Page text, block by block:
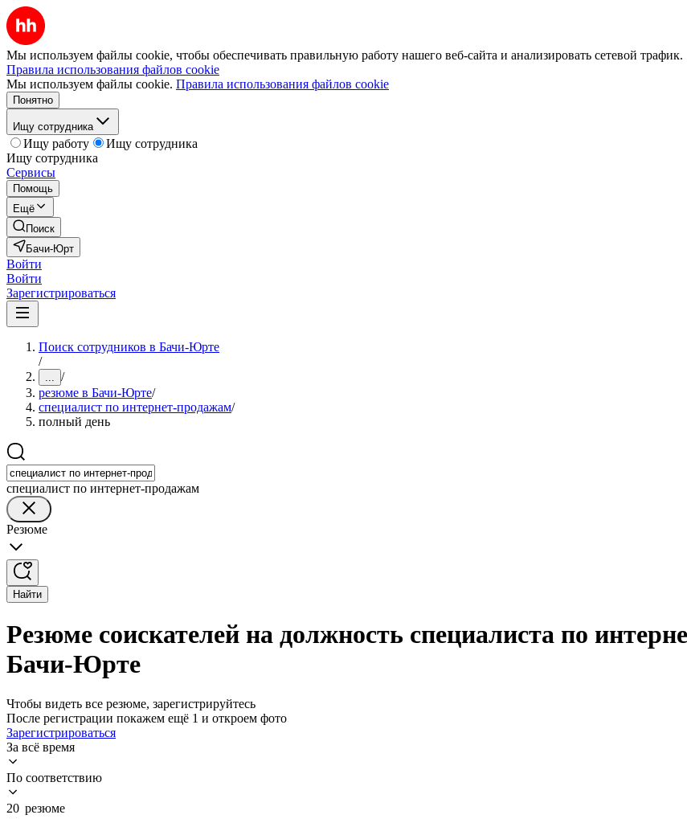
Мы используем файлы cookie, чтобы обеспечивать правильную работу нашего веб-сайта и анализировать сетевой трафик.
Правила использования файлов cookie
Мы используем файлы cookie. Правила использования файлов cookie
Понятно
Ищу сотрудника
Ищу работу
Ищу сотрудника
Ищу сотрудника
Сервисы
Помощь
Ещё
Поиск
Бачи-Юрт
Войти
Войти
Зарегистрироваться
Поиск сотрудников в Бачи-Юрте
/
... /
резюме в Бачи-Юрте/
специалист по интернет-продажам/
полный день
специалист по интернет-продажам
Резюме
Найти
Резюме соискателей на должность специалиста по
Бачи-Юрте
Чтобы видеть все резюме, зарегистрируйтесь
После регистрации покажем ещё 1 и откроем фото
Зарегистрироваться
За всё время
По соответствию
20 резюме